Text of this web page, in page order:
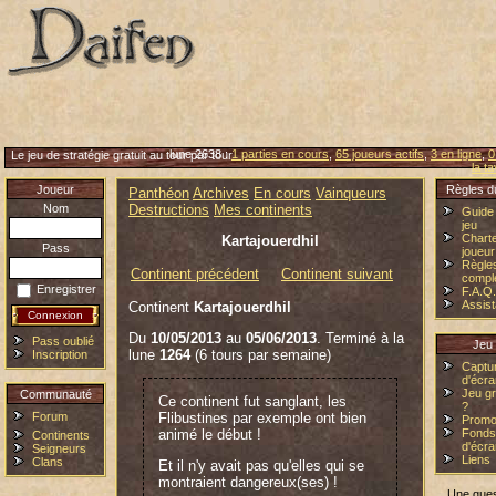
Le jeu de stratégie gratuit au tour par tour
lune 2638 :1 parties en cours,65 joueurs actifs,3 en ligne,
la
Joueur
Nom
Enregistrer
Pass oublié
Inscription
Communauté
Forum
Continents
Seigneurs
Clans
Panthéon Archives En cours Vainqueurs
Destructions Mes continents
Kartajouerdhil
Continent précédent
Continent suivant
Continent Kartajouerdhil
Du 10/05/2013 au 05/06/2013. Terminé à la
lune 1264(6 tours par semaine)
Ce continent fut sanglant, les
Flibustines par exemple ont bien
animé le début !
Et il n'y avait pas qu'elles qui se
montraient dangereux(ses) !
Règles
Guide
jeu
joueur
F.A.Q.
Jeu
Jeu
?
Fonds
Liens